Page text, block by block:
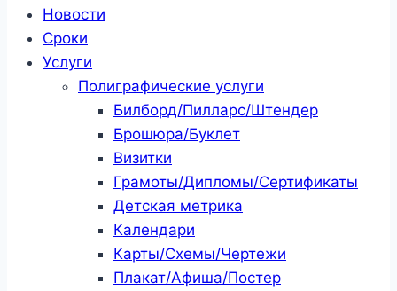
Новости
Сроки
Услуги
Полиграфические услуги
Билборд/Пилларс/Штендер
Брошюра/Буклет
Визитки
Грамоты/Дипломы/Сертификаты
Детская метрика
Календари
Карты/Схемы/Чертежи
Плакат/Афиша/Постер